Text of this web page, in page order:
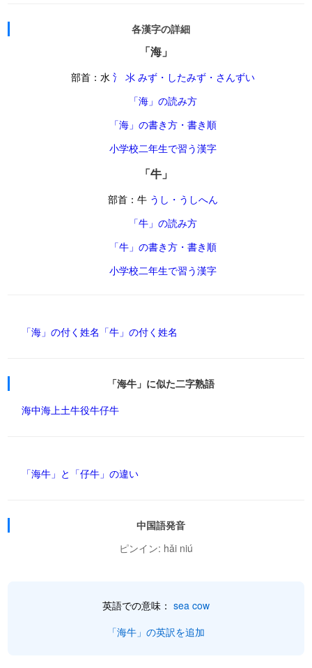
各漢字の詳細
「海」
部首：水 氵 氺 みず・したみず・さんずい
「海」の読み方
「海」の書き方・書き順
小学校二年生で習う漢字
「牛」
部首：牛 うし・うしへん
「牛」の読み方
「牛」の書き方・書き順
小学校二年生で習う漢字
「海」の付く姓名 「牛」の付く姓名
「海牛」に似た二字熟語
海中海上土牛役牛仔牛
「海牛」と「仔牛」の違い
中国語発音
ピンイン: hǎi niú
英語での意味： sea cow
「海牛」の英訳を追加